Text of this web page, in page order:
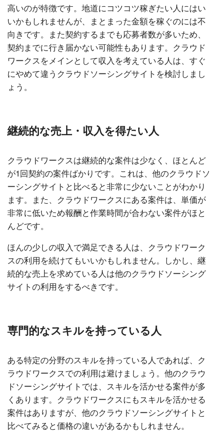
高いのが特徴です。地道にコツコツ稼ぎたい人にはい
いかもしれませんが、まとまった金額を稼ぐのには不
向きです。また契約するまでも応募者数が多いため、
契約までに行き届かない可能性もあります。クラウド
ワークスをメインとして収入を考えている人は、すぐ
にやめて違うクラウドソーシングサイトを検討しまし
ょう。
継続的な売上・収入を得たい人
クラウドワークスは継続的な案件は少なく、ほとんど
が1回契約の案件ばかりです。これは、他のクラウドソ
ーシングサイトと比べると非常に少ないことがわかり
ます。また、クラウドワークスにある案件は、単価が
非常に低いため報酬と作業時間が合わない案件がほと
んどです。
ほんの少しの収入で満足できる人は、クラウドワーク
スの利用を続けてもいいかもしれません。しかし、継
続的な売上を求めている人は他のクラウドソーシング
サイトの利用をするべきです。
専門的なスキルを持っている人
ある特定の分野のスキルを持っている人であれば、ク
ラウドワークスでの利用は避けましょう。他のクラウ
ドソーシングサイトでは、スキルを活かせる案件が多
くあります。クラウドワークスにもスキルを活かせる
案件はありますが、他のクラウドソーシングサイトと
比べてみると価格の違いがあるかもしれません。